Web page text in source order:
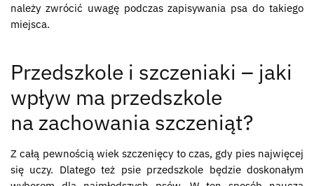
należy zwrócić uwagę podczas zapisywania psa do takiego
miejsca.
Przedszkole i szczeniaki – jaki
wpływ ma przedszkole
na zachowania szczeniąt?
Z całą pewnością wiek szczenięcy to czas, gdy pies najwięcej
się uczy. Dlatego też psie przedszkole będzie doskonałym